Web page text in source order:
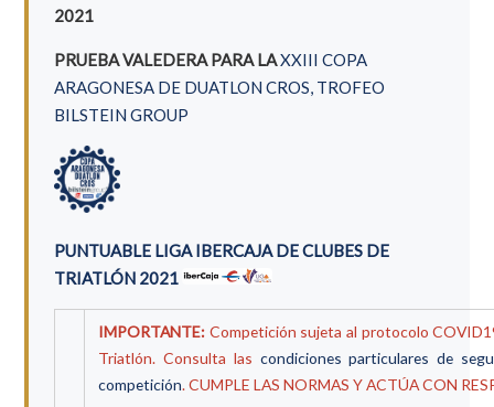
2021
PRUEBA VALEDERA PARA LAXXIII COPA
ARAGONESA DE DUATLON CROS, TROFEO
BILSTEIN GROUP
PUNTUABLE LIGA IBERCAJA DE CLUBES DE
TRIATLÓN 2021
IMPORTANTE:Competición sujeta al protocolo
Triatlón. Consulta las condiciones particulares de
competición. CUMPLE LAS NORMAS Y ACTÚA CON